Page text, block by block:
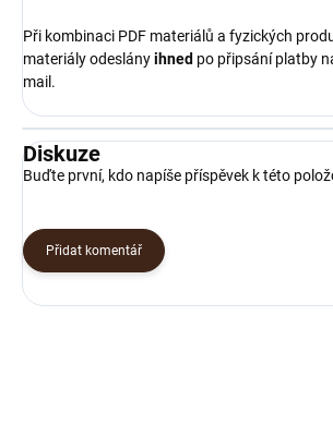
Při kombinaci PDF materiálů a fyzických
materiály odeslányihned po připsání platby
mail.
Diskuze
Buďte první, kdo napíše příspěvek k této
Přidat komentář